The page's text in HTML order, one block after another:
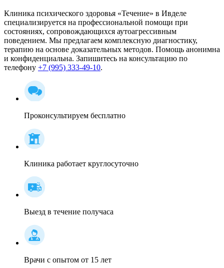
Клиника психического здоровья «Течение» в Ивделе
специализируется на профессиональной помощи при
состояниях, сопровождающихся аутоагрессивным
поведением. Мы предлагаем комплексную диагностику,
терапию на основе доказательных методов. Помощь анонимна
и конфиденциальна. Запишитесь на консультацию по
телефону +7 (995) 333-49-10.
Проконсультируем бесплатно
Клиника работает круглосуточно
Выезд в течение получаса
Врачи с опытом от 15 лет